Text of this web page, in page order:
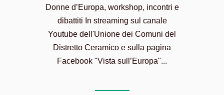
Donne d’Europa, workshop, incontri e
dibattiti In streaming sul canale
Youtube dell'Unione dei Comuni del
Distretto Ceramico e sulla pagina
Facebook "Vista sull’Europa"...